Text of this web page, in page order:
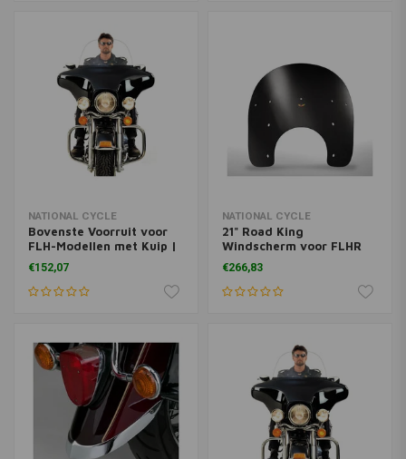
NATIONAL CYCLE
Bovenste Voorruit voor
FLH-Modellen met Kuip |
Getint
€152,07
NATIONAL CYCLE
21" Road King
Windscherm voor FLHR
Road Kings | Donkergrijs
€266,83